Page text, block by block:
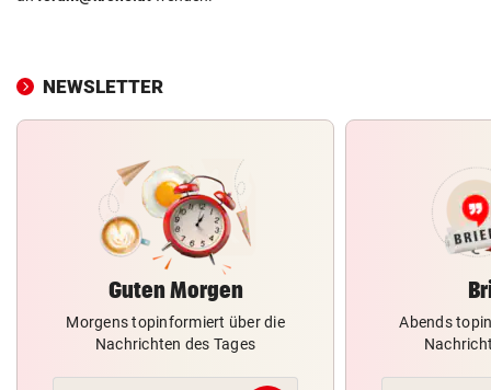
NEWSLETTER
Guten Morgen
Morgens topinformiert über die
Nachrichten des Tages
Abends